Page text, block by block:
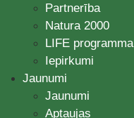
Partnerība
Natura 2000
LIFE programma
Iepirkumi
Jaunumi
Jaunumi
Aptaujas